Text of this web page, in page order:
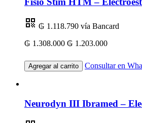
₲ 1.118.790 vía Bancard
₲ 1.308.000 ₲ 1.203.000
Agregar al carrito Consultar en
Neurodyn III Ibramed –